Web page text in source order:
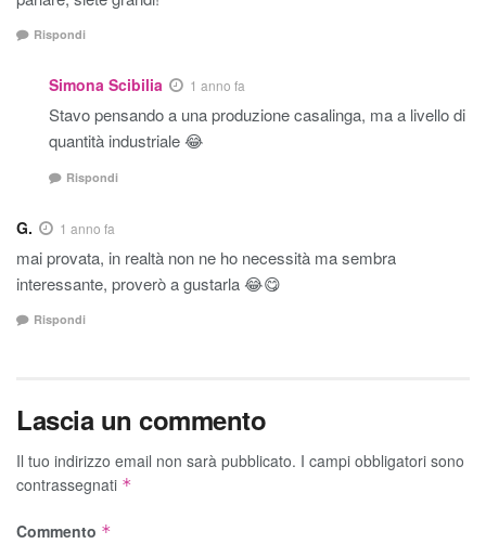
Rispondi
Simona Scibilia 1 anno fa
Stavo pensando a una produzione casalinga, ma a livello di
quantità industriale 😂
Rispondi
G. 1 anno fa
mai provata, in realtà non ne ho necessità ma sembra
interessante, proverò a gustarla 😂😋
Rispondi
Lascia un commento
Il tuo indirizzo email non sarà pubblicato. I campi obbligatori sono
contrassegnati *
Commento *